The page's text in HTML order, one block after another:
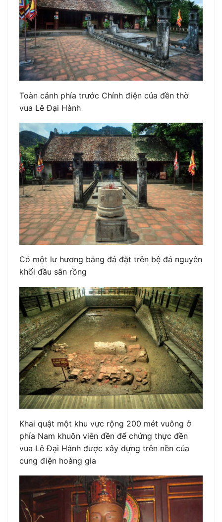
Toàn cảnh phía trước Chính điện của đền thờ
vua Lê Đại Hành
Có một lư hương bằng đá đặt trên bệ đá nguyên
khối đầu sân rồng
Khai quật một khu vực rộng 200 mét vuông ở
phía Nam khuôn viên đền để chứng thực đền
vua Lê Đại Hành được xây dựng trên nền của
cung điện hoàng gia